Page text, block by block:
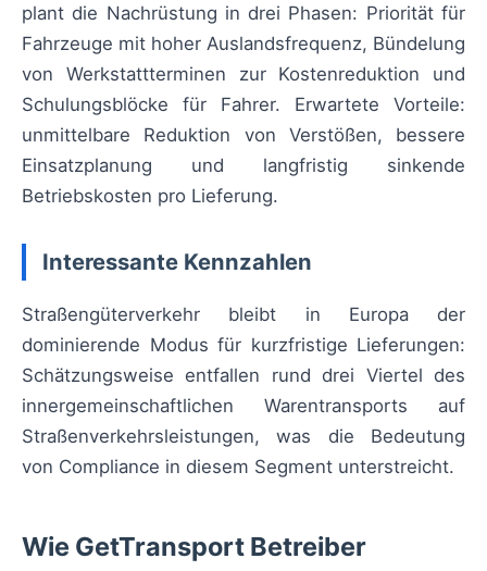
plant die Nachrüstung in drei Phasen: Priorität für
Fahrzeuge mit hoher Auslandsfrequenz, Bündelung
von Werkstattterminen zur Kostenreduktion und
Schulungsblöcke für Fahrer. Erwartete Vorteile:
unmittelbare Reduktion von Verstößen, bessere
Einsatzplanung und langfristig sinkende
Betriebskosten pro Lieferung.
Interessante Kennzahlen
Straßengüterverkehr bleibt in Europa der
dominierende Modus für kurzfristige Lieferungen:
Schätzungsweise entfallen rund drei Viertel des
innergemeinschaftlichen Warentransports auf
Straßenverkehrsleistungen, was die Bedeutung
von Compliance in diesem Segment unterstreicht.
Wie GetTransport Betreiber